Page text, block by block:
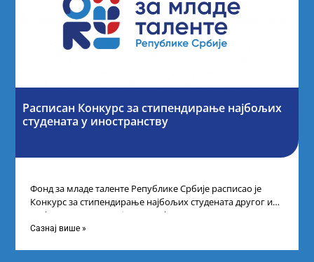
Расписан Конкурс за стипендирање најбољих
студената y иностранству
Фонд за младе таленте Републике Србије расписао је
Конкурс за стипендирање најбољих студената другог и
трећег степена студија на водећим
Сазнај више »